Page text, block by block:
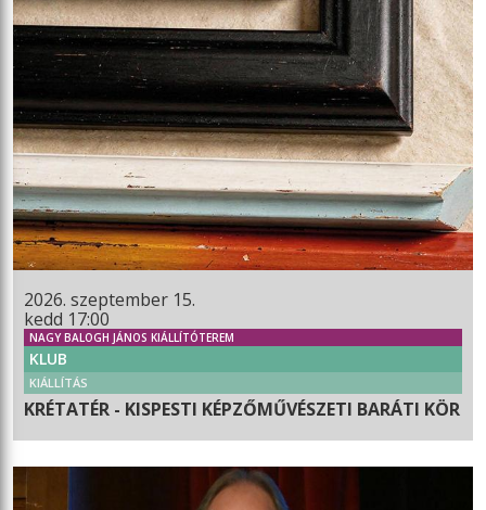
2026. szeptember 15.
kedd 17:00
NAGY BALOGH JÁNOS KIÁLLÍTÓTEREM
KLUB
KIÁLLÍTÁS
KRÉTATÉR - KISPESTI KÉPZŐMŰVÉSZETI BARÁTI KÖR